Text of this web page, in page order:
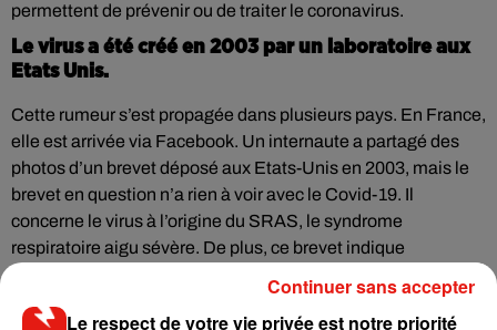
permettent de prévenir ou de traiter le coronavirus.
Le virus a été créé en 2003 par un laboratoire aux
Etats Unis.
Cette rumeur s’est propagée dans plusieurs pays. En France,
elle est arrivée via Facebook. Un internaute a partagé des
photos d’un brevet déposé aux Etats-Unis en 2003, mais le
brevet en question n’a rien à voir avec le Covid-19. Il
concerne le virus à l’origine du SRAS, le syndrome
respiratoire aigu sévère. De plus, ce brevet indique
Le respect de votre vie privée est notre priorité
Continuer sans accepter